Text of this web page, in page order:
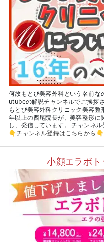
何故もとび美容外科という名前
utubeの解説チャンネルでご挨拶
もとび美容外科クリニック美容
年以上の西尾院長が、美容整形に
し、発信しています。 チャンネ
👇チャンネル登録はこちらから 👇
小顔エラボト